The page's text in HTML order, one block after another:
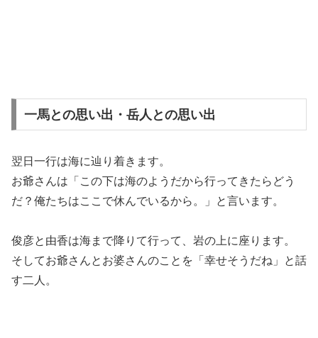
一馬との思い出・岳人との思い出
翌日一行は海に辿り着きます。
お爺さんは「この下は海のようだから行ってきたらどう
だ？俺たちはここで休んでいるから。」と言います。
俊彦と由香は海まで降りて行って、岩の上に座ります。
そしてお爺さんとお婆さんのことを「幸せそうだね」と話
す二人。